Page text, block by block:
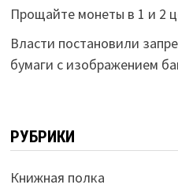
Прощайте монеты в 1 и 2
Власти постановили
бумаги с изображением
РУБРИКИ
Книжная полка